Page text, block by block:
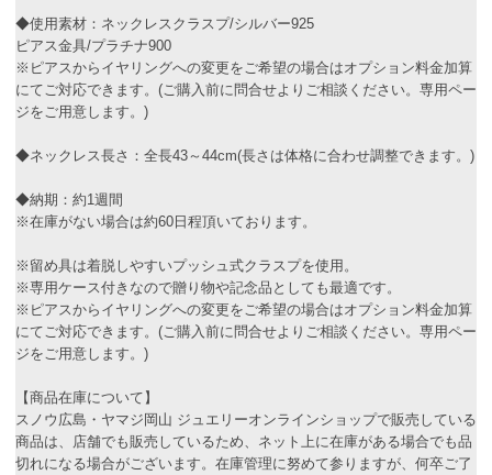
◆使用素材：ネックレスクラスプ/シルバー925
ピアス金具/プラチナ900
※ピアスからイヤリングへの変更をご希望の場合はオプション料金加算
にてご対応できます。(ご購入前に問合せよりご相談ください。専用ペー
ジをご用意します。)
◆ネックレス長さ：全長43～44cm(長さは体格に合わせ調整できます。)
◆納期：約1週間
※在庫がない場合は約60日程頂いております。
※留め具は着脱しやすいプッシュ式クラスプを使用。
※専用ケース付きなので贈り物や記念品としても最適です。
※ピアスからイヤリングへの変更をご希望の場合はオプション料金加算
にてご対応できます。(ご購入前に問合せよりご相談ください。専用ペー
ジをご用意します。)
【商品在庫について】
スノウ広島・ヤマジ岡山 ジュエリーオンラインショップで販売している
商品は、店舗でも販売しているため、ネット上に在庫がある場合でも品
切れになる場合がございます。在庫管理に努めて参りますが、何卒ご了